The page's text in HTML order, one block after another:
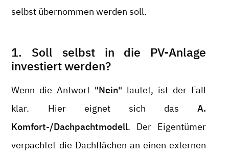
selbst übernommen werden soll.
1. Soll selbst in die PV-Anlage
investiert werden?
Wenn die Antwort "Nein" lautet, ist der Fall
klar. Hier eignet sich dasA.
Komfort-/Dachpachtmodell. Der Eigentümer
verpachtet die Dachflächen an einen externen